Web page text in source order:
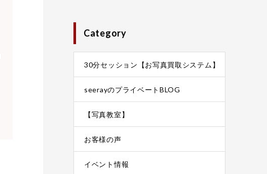
Category
30分セッション【お写真買取システム】
seerayのプライベートBLOG
【写真教室】
お客様の声
イベント情報